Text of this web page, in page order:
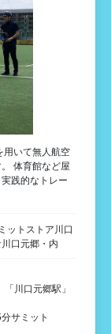
用いて無人航空
体育館など屋
践的なトレー
ットストア川口
口元郷・内
川口元郷駅」
サミット